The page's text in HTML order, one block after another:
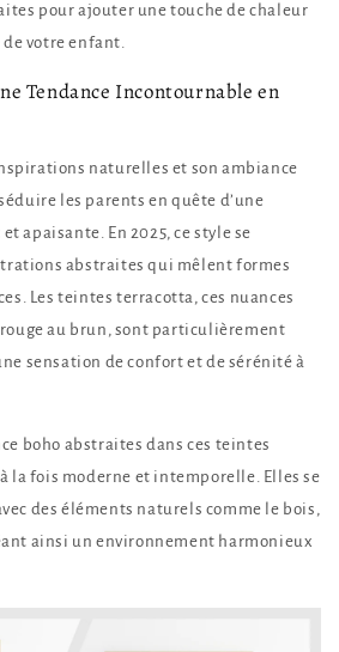
pour ajouter une touche de chaleur
de votre enfant.
Tendance Incontournable en
naturelles et son ambiance
les parents en quête d’une
apaisante. En 2025, ce style se
abstraites qui mêlent formes
Les teintes terracotta, ces nuances
au brun, sont particulièrement
sensation de confort et de sérénité à
boho abstraites dans ces teintes
la fois moderne et intemporelle. Elles se
des éléments naturels comme le bois,
ainsi un environnement harmonieux